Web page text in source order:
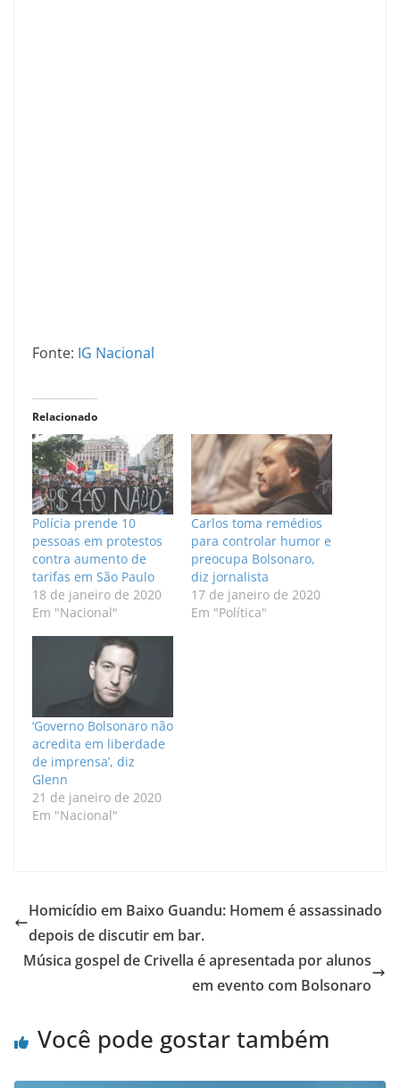
Fonte: IG Nacional
Relacionado
Polícia prende 10
pessoas em protestos
contra aumento de
tarifas em São Paulo
18 de janeiro de 2020
Em "Nacional"
Carlos toma remédios
para controlar humor e
preocupa Bolsonaro,
diz jornalista
17 de janeiro de 2020
Em "Política"
‘Governo Bolsonaro não
acredita em liberdade
de imprensa’, diz
Glenn
21 de janeiro de 2020
Em "Nacional"
Homicídio em Baixo Guandu: Homem é assassinado
depois de discutir em bar.
Música gospel de Crivella é apresentada por alunos
em evento com Bolsonaro
Você pode gostar também